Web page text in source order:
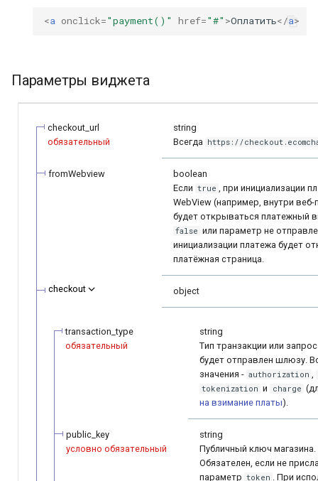
<a onclick="payment()" href="#" >Оплатить</a>
Параметры виджета
checkout_url
обязательный
string
Всегда https://
fromWebview
boolean
Если true
, при инициализации
WebView (например, внутри
будет открываться платежный
false или параметр не
инициализации платежа будет
платёжная страница.
checkout object
transaction_type
обязательный
string
Tип транзакции или
будет отправлен шлюзу.
значения - authorization
tokenization и charge
на взимание платы).
public_key
условно обязательный
string
Публичный ключ магазина.
Обязателен, если не
параметр token
. При